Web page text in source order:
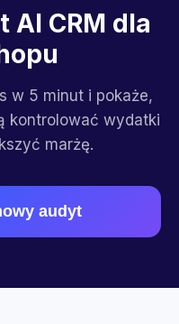
AI CRM dla
w 5 minut i pokaże,
kontrolować wydatki
marżę.
audyt